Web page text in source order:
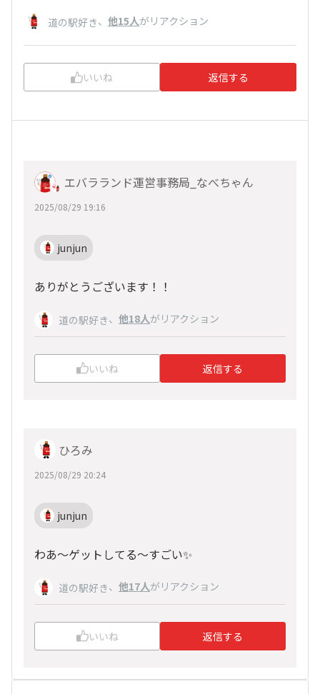
道の駅好き、 他15人がリアクション
いいね 返信する
エバラランド運営事務局_なべちゃん
2025/08/29 19:16
junjun
ありがとうございます！！
道の駅好き、 他18人がリアクション
いいね 返信する
ひろみ
2025/08/29 20:24
junjun
わあ～ゲットしてる～すごい✨
道の駅好き、 他17人がリアクション
いいね 返信する